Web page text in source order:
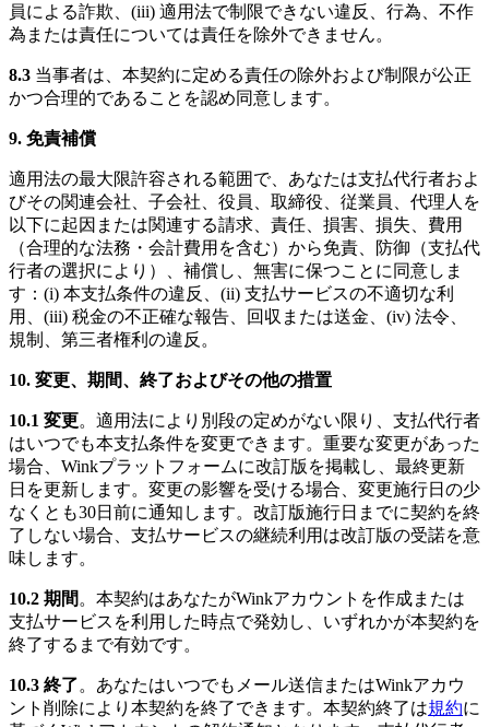
員による詐欺、(iii) 適用法で制限できない違反、行為、不作
為または責任については責任を除外できません。
8.3 当事者は、本契約に定める責任の除外および制限が公正
かつ合理的であることを認め同意します。
9. 免責補償
適用法の最大限許容される範囲で、あなたは支払代行者およ
びその関連会社、子会社、役員、取締役、従業員、代理人を
以下に起因または関連する請求、責任、損害、損失、費用
（合理的な法務・会計費用を含む）から免責、防御（支払代
行者の選択により）、補償し、無害に保つことに同意しま
す：(i) 本支払条件の違反、(ii) 支払サービスの不適切な利
用、(iii) 税金の不正確な報告、回収または送金、(iv) 法令、
規制、第三者権利の違反。
10. 変更、期間、終了およびその他の措置
10.1 変更。適用法により別段の定めがない限り、支払代行者
はいつでも本支払条件を変更できます。重要な変更があった
場合、Winkプラットフォームに改訂版を掲載し、最終更新
日を更新します。変更の影響を受ける場合、変更施行日の少
なくとも30日前に通知します。改訂版施行日までに契約を終
了しない場合、支払サービスの継続利用は改訂版の受諾を意
味します。
10.2 期間 。本契約はあなたがWinkアカウントを作成または
支払サービスを利用した時点で発効し、いずれかが本契約を
終了するまで有効です。
10.3 終了。あなたはいつでもメール送信またはWinkアカウ
ント削除により本契約を終了できます。本契約終了は規約に